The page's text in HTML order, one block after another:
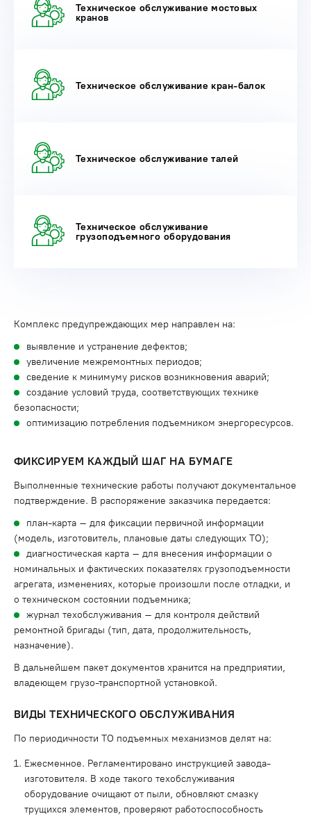
Техническое обслуживание мостовых
кранов
Техническое обслуживание кран-балок
Техническое обслуживание талей
Техническое обслуживание
грузоподъемного оборудования
Комплекс предупреждающих мер направлен на:
выявление и устранение дефектов;
увеличение межремонтных периодов;
сведение к минимуму рисков возникновения аварий;
создание условий труда, соответствующих технике
безопасности;
оптимизацию потребления подъемником энергоресурсов.
ФИКСИРУЕМ КАЖДЫЙ ШАГ НА БУМАГЕ
Выполненные технические работы получают документальное
подтверждение. В распоряжение заказчика передается:
план-карта – для фиксации первичной информации
(модель, изготовитель, плановые даты следующих ТО);
диагностическая карта – для внесения информации о
номинальных и фактических показателях грузоподъемности
агрегата, изменениях, которые произошли после отладки, и
о техническом состоянии подъемника;
журнал техобслуживания – для контроля действий
ремонтной бригады (тип, дата, продолжительность,
назначение).
В дальнейшем пакет документов хранится на предприятии,
владеющем грузо-транспортной установкой.
ВИДЫ ТЕХНИЧЕСКОГО ОБСЛУЖИВАНИЯ
По периодичности ТО подъемных механизмов делят на:
Ежесменное. Регламентировано инструкцией завода-
изготовителя. В ходе такого техобслуживания
оборудование очищают от пыли, обновляют смазку
трущихся элементов, проверяют работоспособность